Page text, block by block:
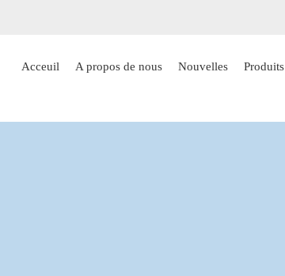
Acceuil A propos de nous Nouvelles Produits